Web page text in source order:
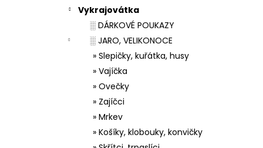
Vykrajovátka
░ DÁRKOVÉ POUKAZY
░ JARO, VELIKONOCE
» Slepičky, kuřátka, husy
» Vajíčka
» Ovečky
» Zajíčci
» Mrkev
» Košíky, klobouky, konvičky